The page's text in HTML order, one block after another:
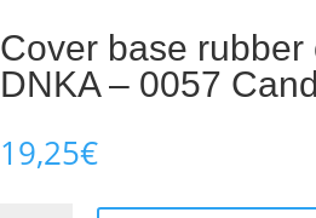
Cover base rubber
DNKA – 0057
19,25€